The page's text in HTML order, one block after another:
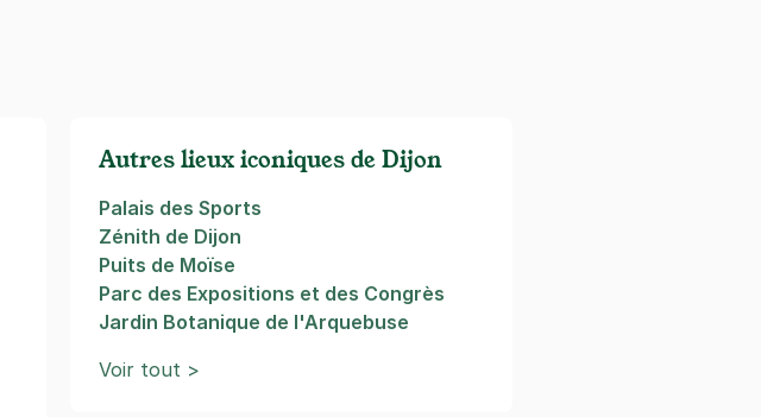
Autres lieux iconiques de Dijon
Palais des Sports
Zénith de Dijon
Puits de Moïse
Parc des Expositions et des Congrès
Jardin Botanique de l'Arquebuse
Voir tout >